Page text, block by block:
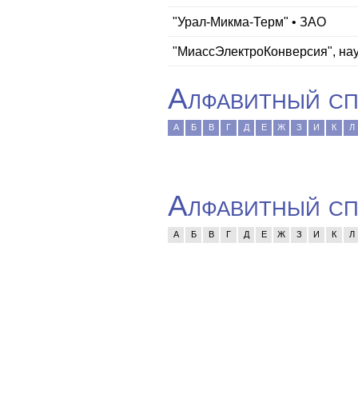
"Урал-Микма-Терм" • ЗАО
"МиассЭлектроКонверсия",
Алфавитный
А Б В Г Д Е Ж З И К Л
Алфавитный
А Б В Г Д Е Ж З И К Л